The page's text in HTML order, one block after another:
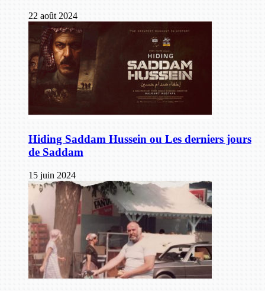
22 août 2024
Hiding Saddam Hussein ou Les derniers jours
de Saddam
15 juin 2024